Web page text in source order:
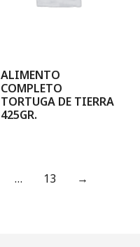
ALIMENTO
COMPLETO
TORTUGA DE TIERRA
425GR.
… 13 →